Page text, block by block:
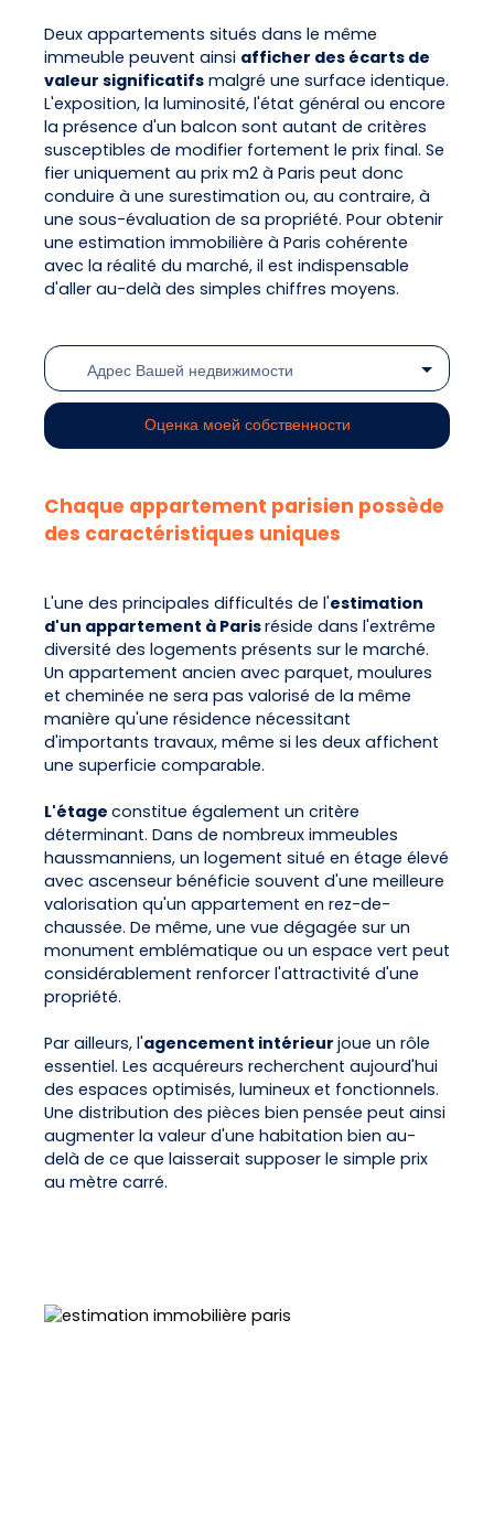
Deux appartements situés dans le même
immeuble peuvent ainsi afficher des écarts de
valeur significatifs malgré une surface identique.
L'exposition, la luminosité, l'état général ou encore
la présence d'un balcon sont autant de critères
susceptibles de modifier fortement le prix final. Se
fier uniquement au prix m2 à Paris peut donc
conduire à une surestimation ou, au contraire, à
une sous-évaluation de sa propriété. Pour obtenir
une estimation immobilière à Paris cohérente
avec la réalité du marché, il est indispensable
d'aller au-delà des simples chiffres moyens.
Адрес Вашей недвижимости
Оценка моей собственности
Chaque appartement parisien possède
des caractéristiques uniques
L'une des principales difficultés de l'estimation
d'un appartement à Parisréside dans l'extrême
diversité des logements présents sur le marché.
Un appartement ancien avec parquet, moulures
et cheminée ne sera pas valorisé de la même
manière qu'une résidence nécessitant
d'importants travaux, même si les deux affichent
une superficie comparable.
L'étage constitue également un critère
déterminant. Dans de nombreux immeubles
haussmanniens, un logement situé en étage élevé
avec ascenseur bénéficie souvent d'une meilleure
valorisation qu'un appartement en rez-de-
chaussée. De même, une vue dégagée sur un
monument emblématique ou un espace vert peut
considérablement renforcer l'attractivité d'une
propriété.
Par ailleurs, l'agencement intérieur joue un rôle
essentiel. Les acquéreurs recherchent aujourd'hui
des espaces optimisés, lumineux et fonctionnels.
Une distribution des pièces bien pensée peut ainsi
augmenter la valeur d'une habitation bien au-
delà de ce que laisserait supposer le simple prix
au mètre carré.